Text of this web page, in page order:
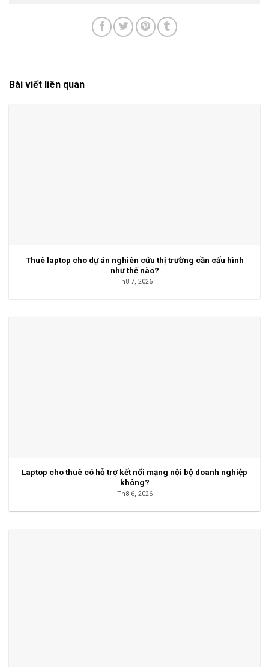
Bài viết liên quan
Thuê laptop cho dự án nghiên cứu thị trường cần cấu hình
như thế nào?
Th8 7, 2026
Laptop cho thuê có hỗ trợ kết nối mạng nội bộ doanh nghiệp
không?
Th8 6, 2026